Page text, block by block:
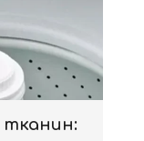
тканин: